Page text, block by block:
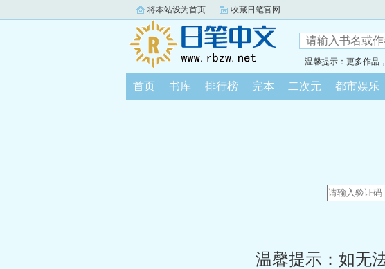
将本站设为首页 收藏日笔官网
温馨提示：更多作品
首页 书库 排行榜 完本 二次元 都市娱乐
温馨提示：如无